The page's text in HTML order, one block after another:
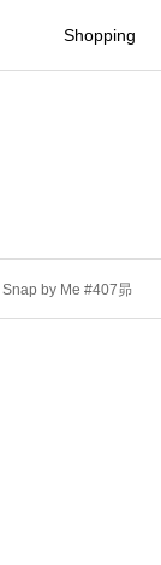
Shopping
Snap by Me #407昴